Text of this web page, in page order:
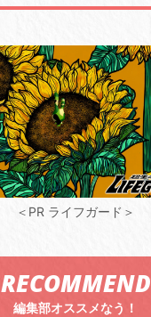
＜PR ライフガード＞
RECOMMEND
編集部オススメなう！